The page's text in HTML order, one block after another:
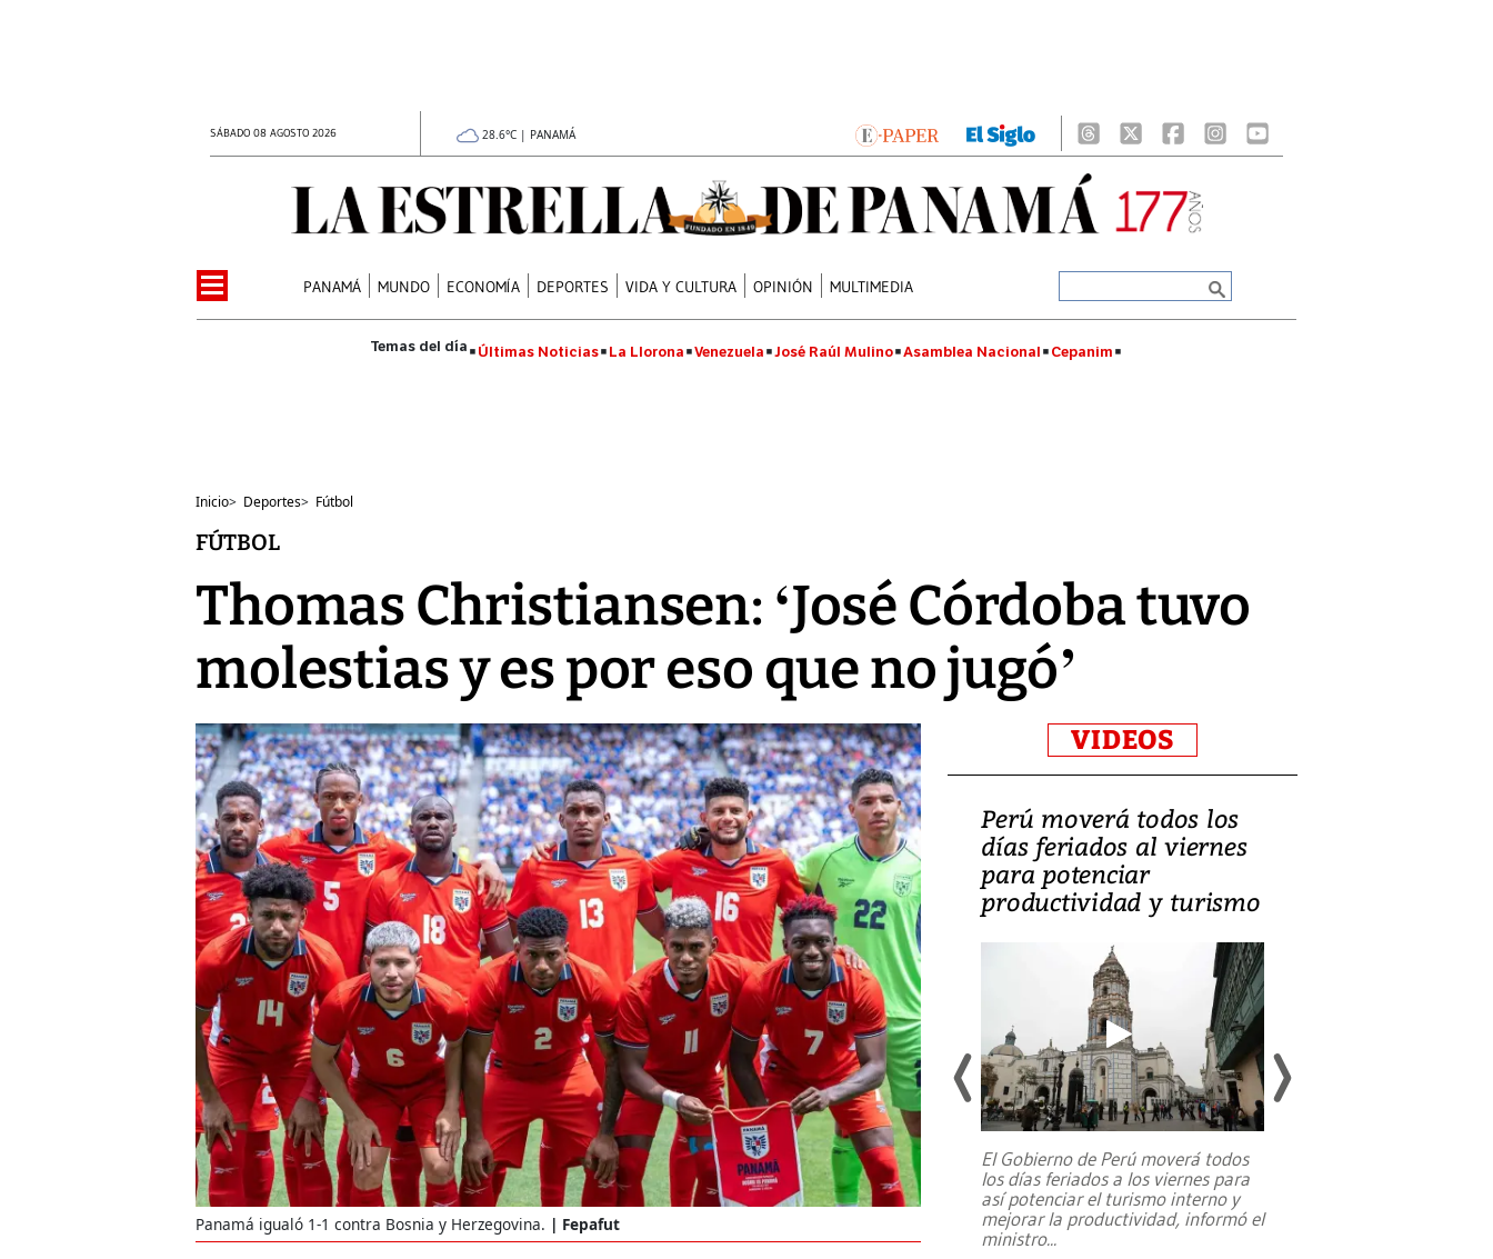
SÁBADO 08 AGOSTO 2026 28.6°C | PANAMÁ
PANAMÁ MUNDO ECONOMÍA DEPORTES VIDA Y CULTURA OPINIÓN MULTIMEDIA
Últimas Noticias La Llorona Venezuela José Raúl Mulino Asamblea Nacional Cepanim
Inicio> Deportes> Fútbol
FÚTBOL
Thomas Christiansen: ‘José Córdoba tuvo
molestias y es por eso que no jugó’
Panamá igualó 1-1 contra Bosnia y Herzegovina. Fepafut
VIDEOS
Video: Lula lanza su
candidatura con
promesas de inversión
en defensa, educación y
tierras raras
Entre recuerdos y escuetas
referencias hacia sus adversarios, el
da Silva, oficializó este domingo su
Perú moverá todos los
días feriados al viernes
para potenciar
productividad y turismo
El Gobierno de Perú moverá todos
los días feriados a los viernes para
así potenciar el turismo interno y
mejorar la productividad, informó el
ministro...